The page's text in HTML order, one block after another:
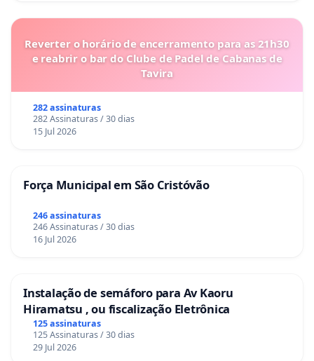
Reverter o horário de encerramento para as 21h30
e reabrir o bar do Clube de Padel de Cabanas de
Tavira
282 assinaturas
282 Assinaturas / 30 dias
15 Jul 2026
Força Municipal em São Cristóvão
246 assinaturas
246 Assinaturas / 30 dias
16 Jul 2026
Instalação de semáforo para Av Kaoru
Hiramatsu , ou fiscalização Eletrônica
125 assinaturas
125 Assinaturas / 30 dias
29 Jul 2026